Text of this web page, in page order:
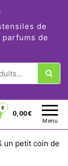
de
de
Menu
0
0,00€
un petit coin de